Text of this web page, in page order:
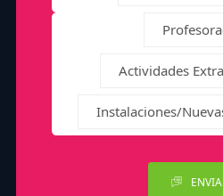
Actividades
Instalaciones/